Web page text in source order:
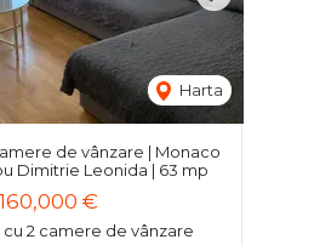
Harta
de vânzare | Monaco
Dimitrie Leonida | 63 mp
160,000 €
2 camere de vânzare